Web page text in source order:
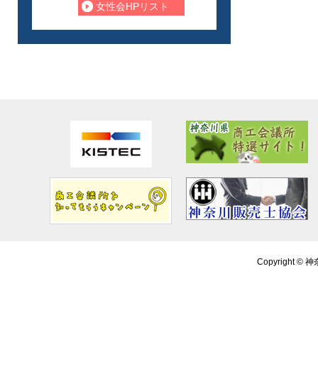
女性会HPリスト
Copyright © 神